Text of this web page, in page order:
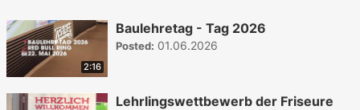
2:16
Baulehretag - Tag 2026
Posted: 01.06.2026
Lehrlingswettbewerb der Friseure